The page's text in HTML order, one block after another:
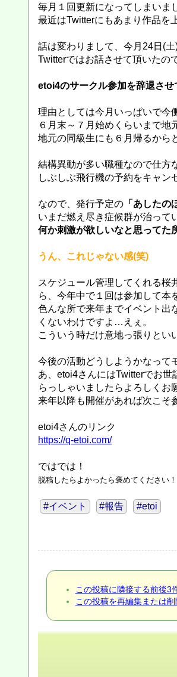
毎月１回更新になってしまいま
最近はTwitterにもあまり作品を
話は変わりまして、今月24日(
Twitterではお話させて頂いたの
etoi4のサークル参加を辞退させ
理由としては今月いっぱいで今
６月末～７月始めくらいまで
地元の同級生にも６月帰るから
結構異動が多い職種なので仕方
しぶしぶ飛行機の予約をキャン
なので、発行予定の 「あしたの
いまだ燃え尽き症候群が治っ
何か刺激が欲しいなと思ってた
うん、これじゃない感(笑)
スケジュール管理してくれる桜
ら、今年中で１回は参加して本
色んな所で来年までイベント出
くないわけですよ…えぇ。
こういう時だけ意地っ張りと
今後の活動どうしようかなって
あ、etoi4さんにはTwitterでお
らっしゃいましたらよろしくお
来年以降も開催があれば次こそ
etoi4さんのリンク
https://q-etoi.com/
ではでは！
脱稿したらよかったら褒めてください！
#イベント #報告 #etoi
この投稿に隣接する前後3
この投稿を再編集または削